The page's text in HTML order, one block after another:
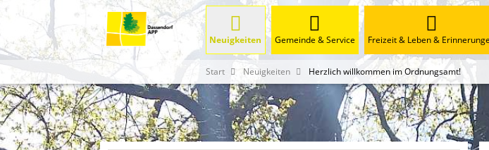
Neuigkeiten Gemeinde & Service Freizeit & Leben &
Start Neuigkeiten Herzlich willkommen im Ordnungsamt!